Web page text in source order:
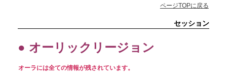
ページTOPに戻る
セッション
● オーリックリージョン
オーラには全ての情報が残されています。